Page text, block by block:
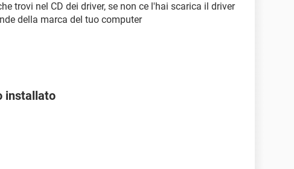
trovi nel CD dei driver, se non ce l'hai scarica il driver
della marca del tuo computer
installato